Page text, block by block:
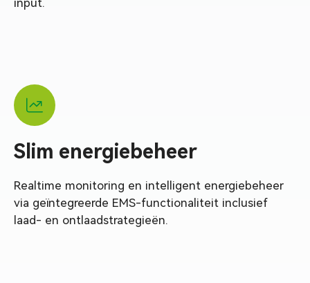
Slim energiebeheer
Realtime monitoring en intelligent energiebeheer
via geïntegreerde EMS-functionaliteit inclusief
laad- en ontlaadstrategieën.